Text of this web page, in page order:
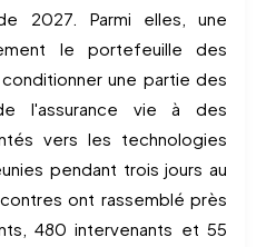
2027. Parmi elles, une
le portefeuille des
une partie des
l'assurance vie à des
vers les technologies
pendant trois jours au
ont rassemblé près
480 intervenants et 55